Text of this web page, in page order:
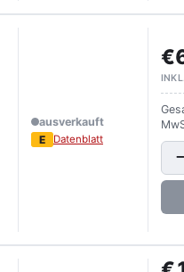
ausverkauft
E
Datenblatt
−